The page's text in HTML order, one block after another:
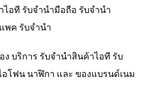
อที รับจำนำมือถือ รับจำนำ
พค รับจำนำ
ง บริการ รับจำนำสินค้าไอที รับ
โฟน นาฬิกา และ ของแบรนด์เนม